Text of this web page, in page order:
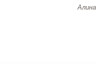
Алина